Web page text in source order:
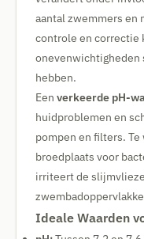
aantal zwemmers en
controle en correctie
onevenwichtigheden
hebben.
Een verkeerde pH-
huidproblemen en
pompen en filters.
broedplaats voor
irriteert de
Ideale Waarden